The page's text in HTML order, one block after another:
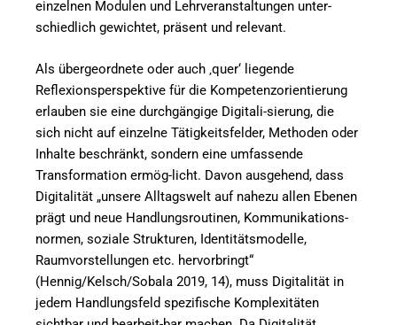
einzelnen Modulen und Lehrveranstaltungen unter-
schiedlich gewichtet, präsent und relevant.
Als übergeordnete oder auch ‚quer‘ liegende
Reflexionsperspektive für die Kompetenzorientierung
erlauben sie eine durchgängige Digitali-sierung, die
sich nicht auf einzelne Tätigkeitsfelder, Methoden oder
Inhalte beschränkt, sondern eine umfassende
Transformation ermög-licht. Davon ausgehend, dass
Digitalität „unsere Alltagswelt auf nahezu allen Ebenen
prägt und neue Handlungsroutinen, Kommunikations-
normen, soziale Strukturen, Identitätsmodelle,
Raumvorstellungen etc. hervorbringt“
(Hennig/Kelsch/Sobala 2019, 14), muss Digitalität in
jedem Handlungsfeld spezifische Komplexitäten